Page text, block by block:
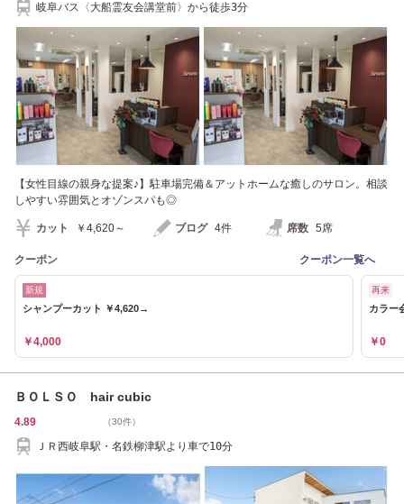
岐阜バス〈大船霊友会講堂前〉から徒歩3分
【女性目線の親身な提案♪】駐車場完備＆アットホームな癒しのサロン。相談
しやすい雰囲気とオゾンスパも◎
カット ￥4,620～ ブログ 4件 席数 5席
クーポン クーポン一覧へ
新規
シャンプーカット ￥4,620→
￥4,000
再来
カラー
￥0
ＢＯＬＳＯ hair cubic
4.89 （30件）
ＪＲ西岐阜駅・名鉄柳津駅より車で10分